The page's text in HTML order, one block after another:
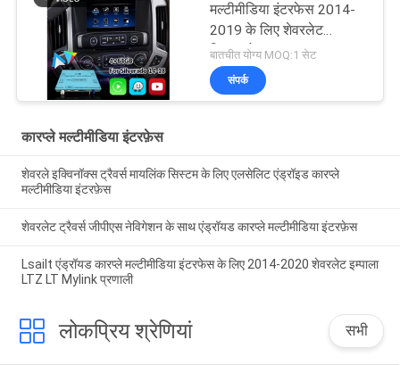
मल्टीमीडिया इंटरफेस 2014-
2019 के लिए शेवरलेट
सिल्वरडो 1500 2500 3500
माइलिंक सिस्टम
बातचीत योग्य MOQ:1 सेट
संपर्क
कारप्ले मल्टीमीडिया इंटरफ़ेस
शेवरले इक्विनॉक्स ट्रैवर्स मायलिंक सिस्टम के लिए एलसेलिट एंड्रॉइड कारप्ले
मल्टीमीडिया इंटरफ़ेस
शेवरलेट ट्रैवर्स जीपीएस नेविगेशन के साथ एंड्रॉयड कारप्ले मल्टीमीडिया इंटरफ़ेस
Lsailt एंड्रॉयड कारप्ले मल्टीमीडिया इंटरफेस के लिए 2014-2020 शेवरलेट इम्पाला
LTZ LT Mylink प्रणाली
लोकप्रिय श्रेणियां सभी